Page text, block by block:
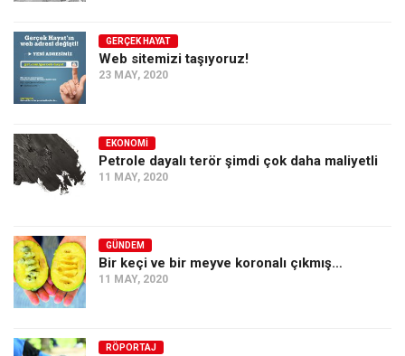
GERÇEK HAYAT
Web sitemizi taşıyoruz!
23 MAY, 2020
EKONOMI
Petrole dayalı terör şimdi çok daha maliyetli
11 MAY, 2020
GÜNDEM
Bir keçi ve bir meyve koronalı çıkmış…
11 MAY, 2020
RÖPORTAJ